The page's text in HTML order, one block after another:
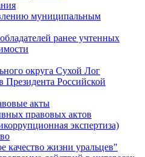
муниципальным
ранее учтенных
округа Сухой Лог
Президента Российской
акты
правовых актов
экспертиза)
качество жизни уральцев"